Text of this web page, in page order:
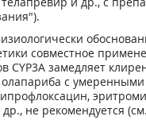
совместное
CYP3A замедляет
с умеренными
не рекомендуется